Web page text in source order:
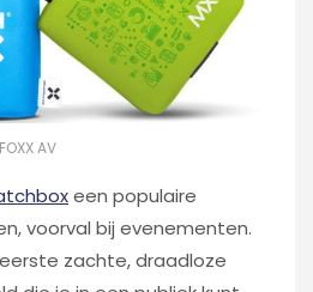
AV
een populaire
voorval bij evenementen.
zachte, draadloze